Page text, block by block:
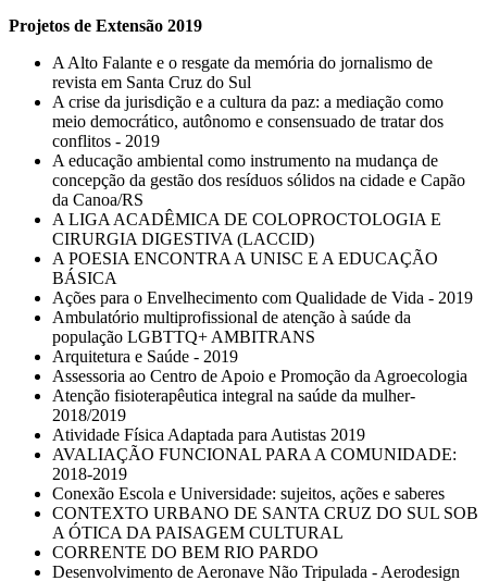
Projetos de Extensão 2019
A Alto Falante e o resgate da memória do jornalismo de
revista em Santa Cruz do Sul
A crise da jurisdição e a cultura da paz: a mediação como
meio democrático, autônomo e consensuado de tratar dos
conflitos - 2019
A educação ambiental como instrumento na mudança de
concepção da gestão dos resíduos sólidos na cidade e Capão
da Canoa/RS
A LIGA ACADÊMICA DE COLOPROCTOLOGIA E
CIRURGIA DIGESTIVA (LACCID)
A POESIA ENCONTRA A UNISC E A EDUCAÇÃO
BÁSICA
Ações para o Envelhecimento com Qualidade de Vida - 2019
Ambulatório multiprofissional de atenção à saúde da
população LGBTTQ+ AMBITRANS
Arquitetura e Saúde - 2019
Assessoria ao Centro de Apoio e Promoção da Agroecologia
Atenção fisioterapêutica integral na saúde da mulher-
2018/2019
Atividade Física Adaptada para Autistas 2019
AVALIAÇÃO FUNCIONAL PARA A COMUNIDADE:
2018-2019
Conexão Escola e Universidade: sujeitos, ações e saberes
CONTEXTO URBANO DE SANTA CRUZ DO SUL SOB
A ÓTICA DA PAISAGEM CULTURAL
CORRENTE DO BEM RIO PARDO
Desenvolvimento de Aeronave Não Tripulada - Aerodesign